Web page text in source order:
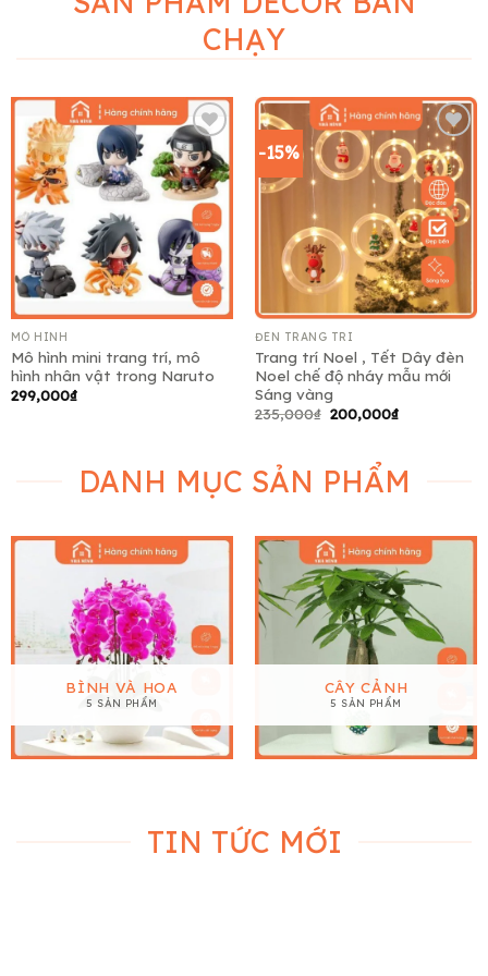
CHẠY
Add to
wishlist
MÔ HÌNH
Mô hình mini trang trí, mô
hình nhân vật trong Naruto
299,000₫
-15%
Add to
wishlist
ĐÈN TRANG TRÍ
Trang trí Noel , Tết Dây đèn
Noel chế độ nháy mẫu mới
Sáng vàng
235,000₫ Giá
200,000₫Giá
200,000₫.
DANH MỤC SẢN PHẨM
BÌNH VÀ HOA
5 SẢN PHẨM
CÂY CẢNH
5 SẢN PHẨM
TIN TỨC MỚI